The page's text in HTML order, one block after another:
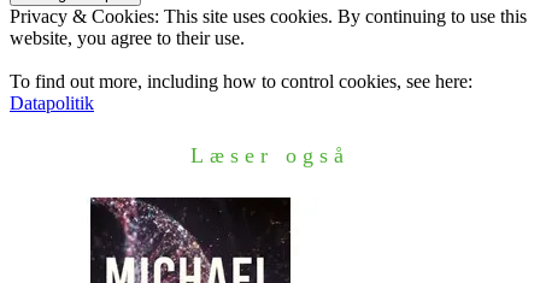
Privacy & Cookies: This site uses cookies. By continuing to use this
website, you agree to their use.
To find out more, including how to control cookies, see here:
Datapolitik
Læser også